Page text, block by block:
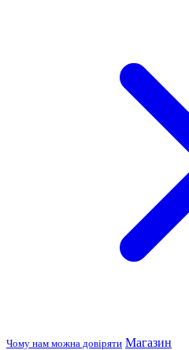
Чому нам можна довіряти Магазин